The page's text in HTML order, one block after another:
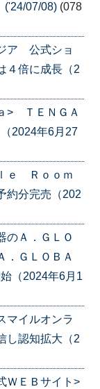
('24/07/08) (078
ア 公式ショ
４倍に成長（2
> ＴＥＮＧＡ
2024年6月27
ｅ Ｒｏｏｍ
約分完売（202
のＡ．ＧＬＯ
．ＧＬＯＢＡ
（2024年6月1
マイルオンラ
し認知拡大（2
ＷＥＢサイト>